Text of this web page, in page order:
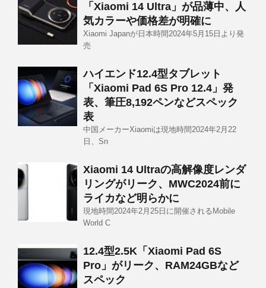
「Xiaomi 14 Ultra」が品薄中、人
気カラーや価格差が明確に
Xiaomi Japanが日本時間2024年5月15日より発
売
ハイエンド12.4型タブレット
「Xiaomi Pad 6S Pro 12.4」発
表、筆圧8,192ペンなどスペック
表
中国メーカーXiaomiは現地時間2024年2月22
日、Sn
Xiaomi 14 Ultraの高解像度レンダ
リングがリーク、MWC2024前に
ライカなど明らかに
現地時間2024年2月25日に開催されるMobile
World C
12.4型2.5K「Xiaomi Pad 6S
Pro」がリーク、RAM24GBなど
スペック